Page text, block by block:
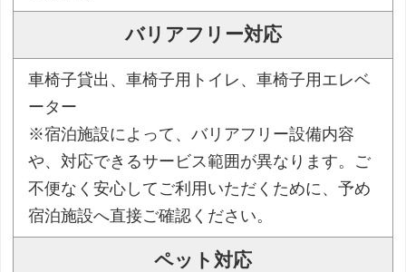
バリアフリー対応
車椅子貸出、車椅子用トイレ、車椅子用エレベ
ーター
※宿泊施設によって、バリアフリー設備内容
や、対応できるサービス範囲が異なります。ご
不便なく安心してご利用いただくために、予め
宿泊施設へ直接ご確認ください。
ペット対応